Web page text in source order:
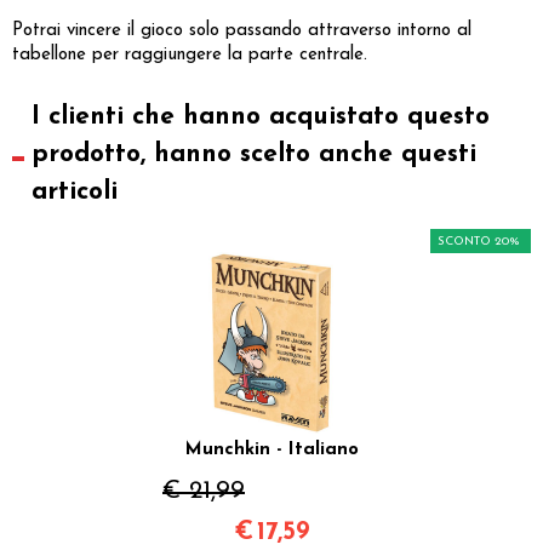
Potrai vincere il gioco solo passando attraverso intorno al
tabellone per raggiungere la parte centrale.
I clienti che hanno acquistato questo
prodotto, hanno scelto anche questi
articoli
Munchkin - Italiano
€ 21,99
SCONTO 20%
€ 17,59